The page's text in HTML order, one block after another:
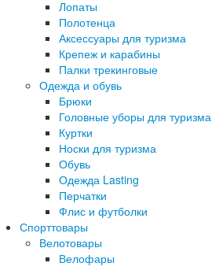
Лопаты
Полотенца
Аксессуары для туризма
Крепеж и карабины
Палки трекинговые
Одежда и обувь
Брюки
Головные уборы для туризма
Куртки
Носки для туризма
Обувь
Одежда Lasting
Перчатки
Флис и футболки
Спорттовары
Велотовары
Велофары